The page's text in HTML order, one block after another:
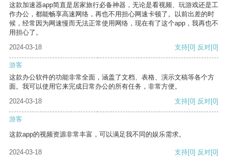
这款加速器app简直是居家旅行必备神器，无论是看视频、玩游戏还是工
作办公，都能畅享高速网络，再也不用担心网速卡顿了。以前出差的时
候，经常因为网速慢而无法正常使用网络，现在有了这个app，我再也不
用担心了。
2024-03-18
支持[0] 反对[0]
游客
这款办公软件的功能非常全面，涵盖了文档、表格、演示文稿等各个方
面。我可以使用它来完成日常办公的所有任务，非常方便。
2024-03-18
支持[0] 反对[0]
游客
这款app的视频资源非常丰富，可以满足我不同的娱乐需求。
2024-03-18 支持[0] 反对[0]